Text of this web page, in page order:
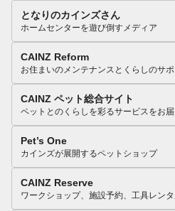
となりのカインズさん
ホームセンターを遊び倒すメディア
CAINZ Reform
お住まいのメンテナンスとくらしのサポ
CAINZ ペット総合サイト
ペットとのくらしを彩るサービスをお
Pet’s One
カインズが展開するペットショップ
CAINZ Reserve
ワークショップ、施設予約、工具レン